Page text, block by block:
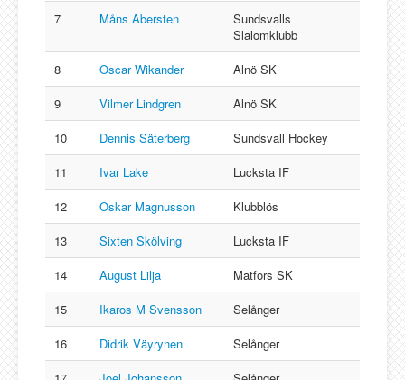
7
Måns Abersten
Sundsvalls
Slalomklubb
8
Oscar Wikander
Alnö SK
9
Vilmer Lindgren
Alnö SK
10
Dennis Säterberg
Sundsvall Hockey
11
Ivar Lake
Lucksta IF
12
Oskar Magnusson
Klubblös
13
Sixten Skölving
Lucksta IF
14
August Lilja
Matfors SK
15
Ikaros M Svensson
Selånger
16
Didrik Väyrynen
Selånger